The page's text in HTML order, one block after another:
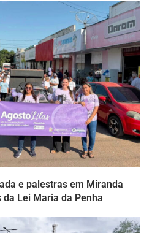
e palestras em Miranda
Lei Maria da Penha